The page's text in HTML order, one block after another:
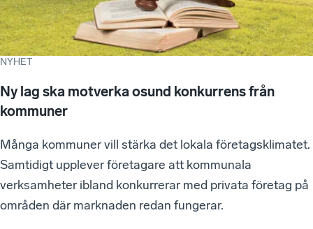
NYHET
Ny lag ska motverka osund konkurrens från
kommuner
Många kommuner vill stärka det lokala företagsklimatet.
Samtidigt upplever företagare att kommunala
verksamheter ibland konkurrerar med privata företag på
områden där marknaden redan fungerar.